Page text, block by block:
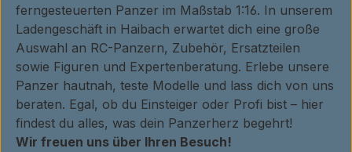
ferngesteuerten Panzer im Maßstab 1:16. In unserem
Ladengeschäft in Haibach erwartet dich eine große
Auswahl an RC-Panzern, Zubehör, Ersatzteilen
sowie Figuren und Expertenberatung. Erlebe unsere
Panzer hautnah, teste Modelle und lass dich von uns
beraten. Egal, ob du Einsteiger oder Profi bist – hier
findest du alles, was dein Panzerherz begehrt!
Wir freuen uns über Ihren Besuch!